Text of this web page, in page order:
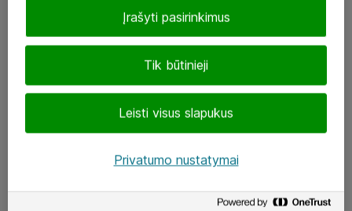
J. Rutkausko g. 6, Vilnius
Atea kontaktai
Aplankykite mus
Tik būtinieji
Leisti visus slapukus
Įrašyti pasirinkimus
Privatumo nustatymai